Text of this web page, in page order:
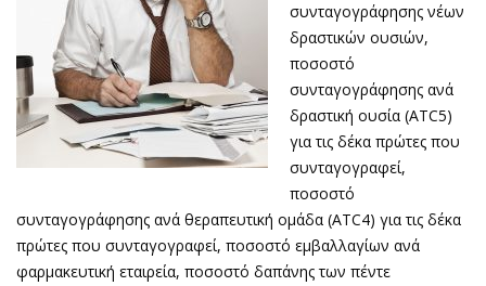
συνταγογράφησης νέων
δραστικών ουσιών,
ποσοστό
συνταγογράφησης ανά
δραστική ουσία (ATC5)
για τις δέκα πρώτες που
συνταγογραφεί,
ποσοστό
συνταγογράφησης ανά θεραπευτική ομάδα (ATC4) για τις δέκα
πρώτες που συνταγογραφεί, ποσοστό εμβαλλαγίων ανά
φαρμακευτική εταιρεία, ποσοστό δαπάνης των πέντε